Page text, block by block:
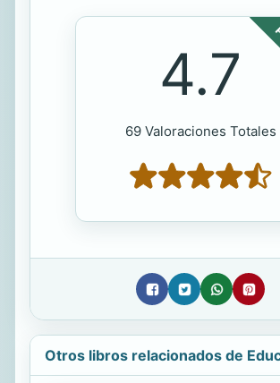
4.7
69 Valoraciones Totales
Otros libros relacionados de